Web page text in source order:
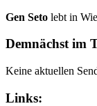
Gen Seto lebt in
Demnächst im
Keine aktuellen
Links: